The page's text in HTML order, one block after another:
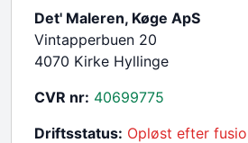
Det' Maleren, Køge ApS
Vintapperbuen 20
4070 Kirke Hyllinge
CVR nr: 40699775
Driftsstatus: Opløst efter